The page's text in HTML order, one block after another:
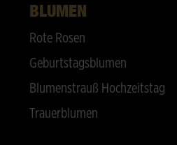
BLUMEN
Rote Rosen
Geburtstagsblumen
Blumenstrauß Hochzeitstag
Trauerblumen